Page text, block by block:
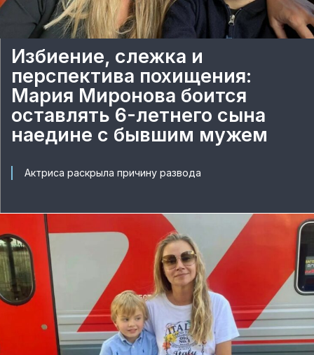
Избиение, слежка и
перспектива похищения:
Мария Миронова боится
оставлять 6-летнего сына
наедине с бывшим мужем
Актриса раскрыла причину развода